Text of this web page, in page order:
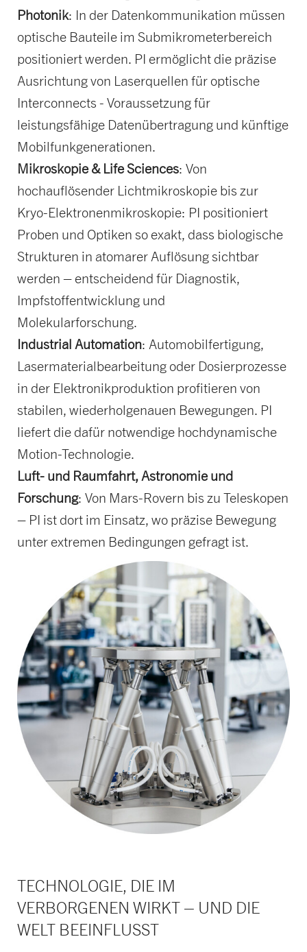
Photonik: In der Datenkommunikation müssen
optische Bauteile im Submikrometerbereich
positioniert werden. PI ermöglicht die präzise
Ausrichtung von Laserquellen für optische
Interconnects - Voraussetzung für
leistungsfähige Datenübertragung und künftige
Mobilfunkgenerationen.
Mikroskopie & Life Sciences: Von
hochauflösender Lichtmikroskopie bis zur
Kryo-Elektronenmikroskopie: PI positioniert
Proben und Optiken so exakt, dass biologische
Strukturen in atomarer Auflösung sichtbar
werden – entscheidend für Diagnostik,
Impfstoffentwicklung und
Molekularforschung.
Industrial Automation: Automobilfertigung,
Lasermaterialbearbeitung oder Dosierprozesse
in der Elektronikproduktion profitieren von
stabilen, wiederholgenauen Bewegungen. PI
liefert die dafür notwendige hochdynamische
Motion-Technologie.
Luft- und Raumfahrt, Astronomie und
Forschung: Von Mars-Rovern bis zu Teleskopen
– PI ist dort im Einsatz, wo präzise Bewegung
unter extremen Bedingungen gefragt ist.
TECHNOLOGIE, DIE IM
VERBORGENEN WIRKT – UND DIE
WELT BEEINFLUSST